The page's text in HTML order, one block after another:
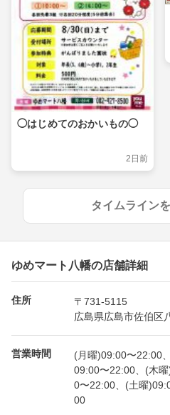
◯はじめてのおかいもの◯
2日前
タイムライン
ゆめマート八幡の店舗詳細
住所
〒731-5115
広島県広島市佐伯区
営業時間
(月曜)09:00〜22:00
09:00〜22:00、(木
0〜22:00、(土曜
00